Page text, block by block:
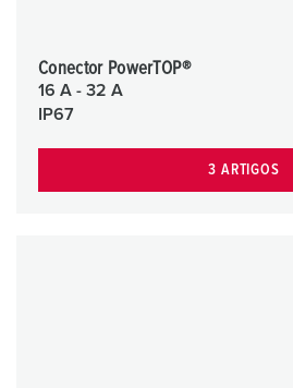
Conector PowerTOP®
16 A - 32 A
IP67
3 ARTIGOS